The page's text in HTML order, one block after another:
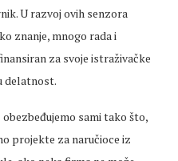
U razvoj ovih senzora
znanje, mnogo rada i
za svoje istraživačke
delatnost.
sami tako što,
projekte za naručioce iz